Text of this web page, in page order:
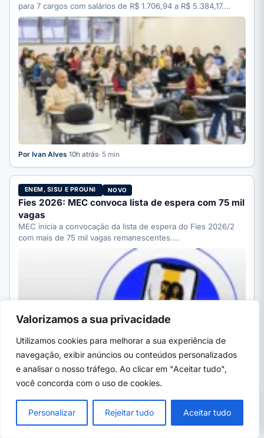
Valorizamos a sua privacidade
Utilizamos cookies para melhorar a sua experiência de
navegação, exibir anúncios ou conteúdos personalizados
e analisar o nosso tráfego. Ao clicar em "Aceitar tudo",
você concorda com o uso de cookies.
Personalizar Rejeitar tudo Aceitar tudo
para 7 cargos com salários de R$ 1.706,94 a R$ 5.384,17.…
Por Ivan Alves·10h atrás· 5 min
ENEM, SISU E PROUNI NOVO
Fies 2026: MEC convoca lista de espera com 75 mil
vagas
MEC inicia a convocação da lista de espera do Fies 2026/2
com mais de 75 mil vagas remanescentes.…
Por Ivan Alves·10h atrás· 5 min
CaraguaPrev abre concurso: 7 vagas e
salário até R$ 5,4 mil